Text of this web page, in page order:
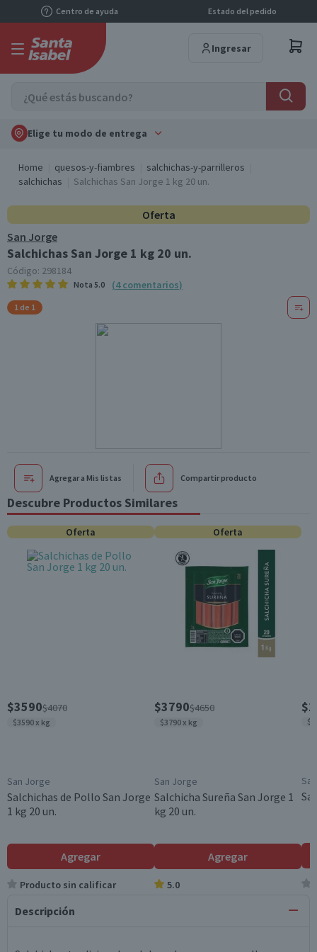
Centro de ayuda Estado del pedido
Ingresar
Elige tu modo de entrega
Home quesos-y-fiambres
salchichas-y-parrilleros
salchichas
Salchichas San Jorge 1 kg 20 un.
Oferta
San Jorge
Salchichas San Jorge 1 kg 20 un.
Código: 298184
Nota 5.0 (4 comentarios)
1 de 1
Agregar a Mis listas Compartir producto
Descubre Productos Similares
Oferta
$3590$4070
$3590 x kg
San Jorge
Salchichas de Pollo San Jorge
1 kg 20 un.
Agregar
Producto sin calificar
Oferta
$3790$4650
$3790 x kg
San Jorge
Salchicha Sureña San Jorge 1
kg 20 un.
Agregar
5.0
Descripción